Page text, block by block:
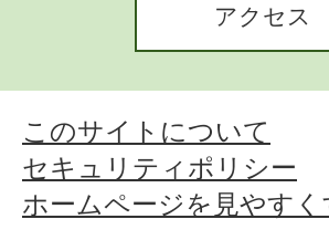
アクセス
このサイトについて
セキュリティポリシー
ホームページを見やすく